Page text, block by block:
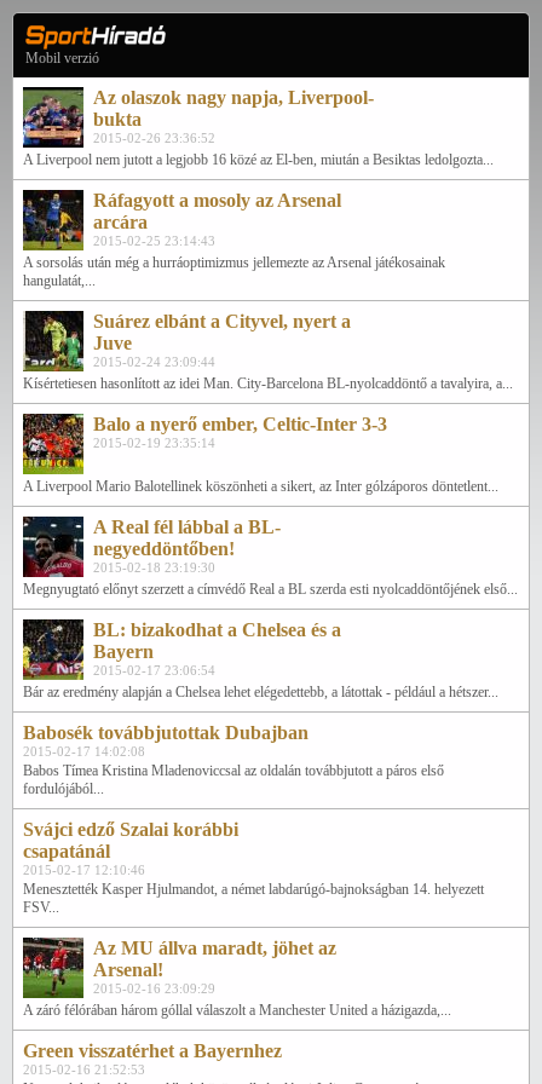
Mobil verzió
Az olaszok nagy napja, Liverpool-
bukta
2015-02-26 23:36:52
A Liverpool nem jutott a legjobb 16 közé az El-ben, miután a Besiktas ledolgozta...
Ráfagyott a mosoly az Arsenal
arcára
2015-02-25 23:14:43
A sorsolás után még a hurráoptimizmus jellemezte az Arsenal játékosainak
hangulatát,...
Suárez elbánt a Cityvel, nyert a
Juve
2015-02-24 23:09:44
Kísértetiesen hasonlított az idei Man. City-Barcelona BL-nyolcaddöntő a tavalyira, a...
Balo a nyerő ember, Celtic-Inter 3-3
2015-02-19 23:35:14
A Liverpool Mario Balotellinek köszönheti a sikert, az Inter gólzáporos döntetlent...
A Real fél lábbal a BL-
negyeddöntőben!
2015-02-18 23:19:30
Megnyugtató előnyt szerzett a címvédő Real a BL szerda esti nyolcaddöntőjének első...
BL: bizakodhat a Chelsea és a
Bayern
2015-02-17 23:06:54
Bár az eredmény alapján a Chelsea lehet elégedettebb, a látottak - például a hétszer...
Babosék továbbjutottak Dubajban
2015-02-17 14:02:08
Babos Tímea Kristina Mladenoviccsal az oldalán továbbjutott a páros első
fordulójából...
Svájci edző Szalai korábbi
csapatánál
2015-02-17 12:10:46
Menesztették Kasper Hjulmandot, a német labdarúgó-bajnokságban 14. helyezett
FSV...
Az MU állva maradt, jöhet az
Arsenal!
2015-02-16 23:09:29
A záró félórában három góllal válaszolt a Manchester United a házigazda,...
Green visszatérhet a Bayernhez
2015-02-16 21:52:53